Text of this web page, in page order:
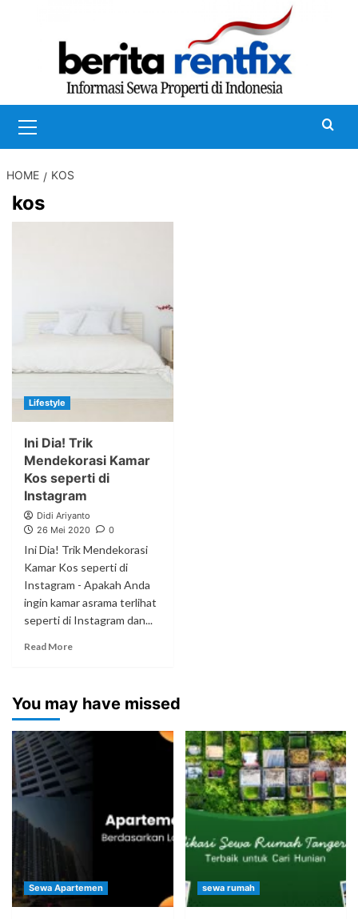
Menu
HOME KOS
kos
Lifestyle
Ini Dia! Trik
Mendekorasi Kamar
Kos seperti di
Instagram
Didi Ariyanto
26 Mei 2020
0
Ini Dia! Trik Mendekorasi
Kamar Kos seperti di
Instagram - Apakah Anda
ingin kamar asrama terlihat
seperti di Instagram dan...
Read More
You may have missed
Sewa Apartemen sewa rumah